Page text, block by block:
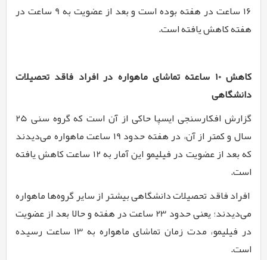
16 ساعت در هفته بوده است و بعد از عضویت به 9 ساعت در
هفته کاهش یافته است.
کاهش 10 ساعته تماشای ماهواره در افراد فاقد تحصیلات
دانشگاهی
گزارش افکارسنجی ایسپا حاکی از آن است که گروه سنی 25
سال و کمتر از آن، در هفته حدود 19 ساعت ماهواره می‌دیدند
که بعد از عضویت در فیلیمو این آمار به 12 ساعت کاهش یافته
است.
افراد فاقد تحصیلات دانشگاهی بیشتر از سایر گروه‌ها ماهواره
می‌دیدند؛ یعنی حدود 23 ساعت در هفته و حالا بعد از عضویت
در فیلیمو، مدت زمان تماشای ماهواره به 13 ساعت رسیده
است.